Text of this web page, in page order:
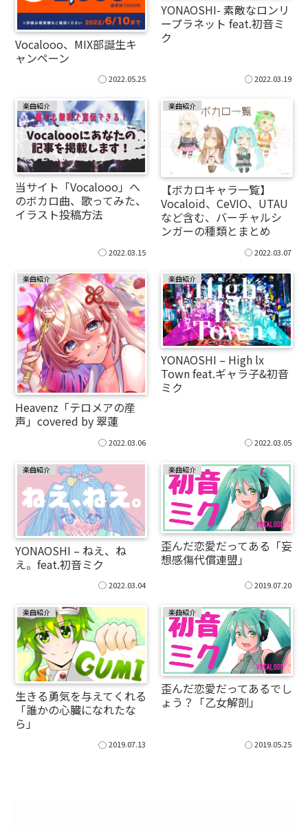
Vocalooo、MIX部誕生キ
ャンペーン
2022.05.25
YONAOSHI- 素敵なロンリ
ープラネット feat.初音ミ
ク
2022.03.19
楽曲紹介
当サイト「Vocalooo」へ
のボカロ曲、歌ってみた、
イラスト投稿方法
2022.03.15
楽曲紹介
【ボカロキャラ一覧】
Vocaloid、CeVIO、UTAU
など含む、バーチャルシ
ンガーの種類とまとめ
2022.03.07
楽曲紹介
Heavenz「テロメアの産
声」covered by 翠蓮
2022.03.06
楽曲紹介
YONAOSHI – High lx
Town feat.ギャラ子&初音
ミク
2022.03.05
楽曲紹介
YONAOSHI – ねえ、ね
え。feat.初音ミク
2022.03.04
楽曲紹介
歪んだ恋愛だってある「妄
想感傷代償連盟」
2019.07.20
楽曲紹介
生きる勇気を与えてくれる
「誰かの心臓になれたな
ら」
2019.07.13
楽曲紹介
歪んだ恋愛だってあるでし
ょう？「乙女解剖」
2019.05.25